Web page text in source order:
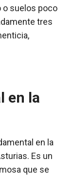
o suelos poco
tres
en la
en la
Es un
que se